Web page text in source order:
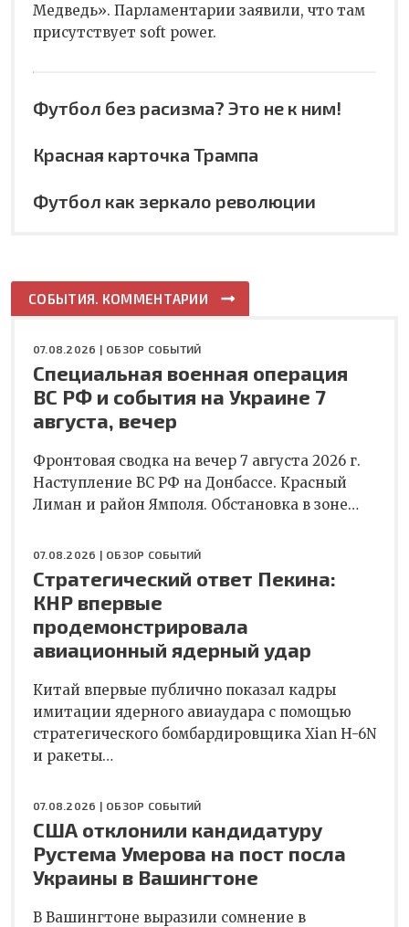
Медведь». Парламентарии заявили, что там
присутствует soft power.
Футбол без расизма? Это не к ним!
Красная карточка Трампа
Футбол как зеркало революции
СОБЫТИЯ. КОММЕНТАРИИ
07.08.2026 | ОБЗОР СОБЫТИЙ
Специальная военная операция
ВС РФ и события на Украине 7
августа, вечер
Фронтовая сводка на вечер 7 августа 2026 г.
Наступление ВС РФ на Донбассе. Красный
Лиман и район Ямполя. Обстановка в зоне…
07.08.2026 | ОБЗОР СОБЫТИЙ
Стратегический ответ Пекина:
КНР впервые
продемонстрировала
авиационный ядерный удар
Китай впервые публично показал кадры
имитации ядерного авиаудара с помощью
стратегического бомбардировщика Xian H-6N
и ракеты…
07.08.2026 | ОБЗОР СОБЫТИЙ
США отклонили кандидатуру
Рустема Умерова на пост посла
Украины в Вашингтоне
В Вашингтоне выразили сомнение в